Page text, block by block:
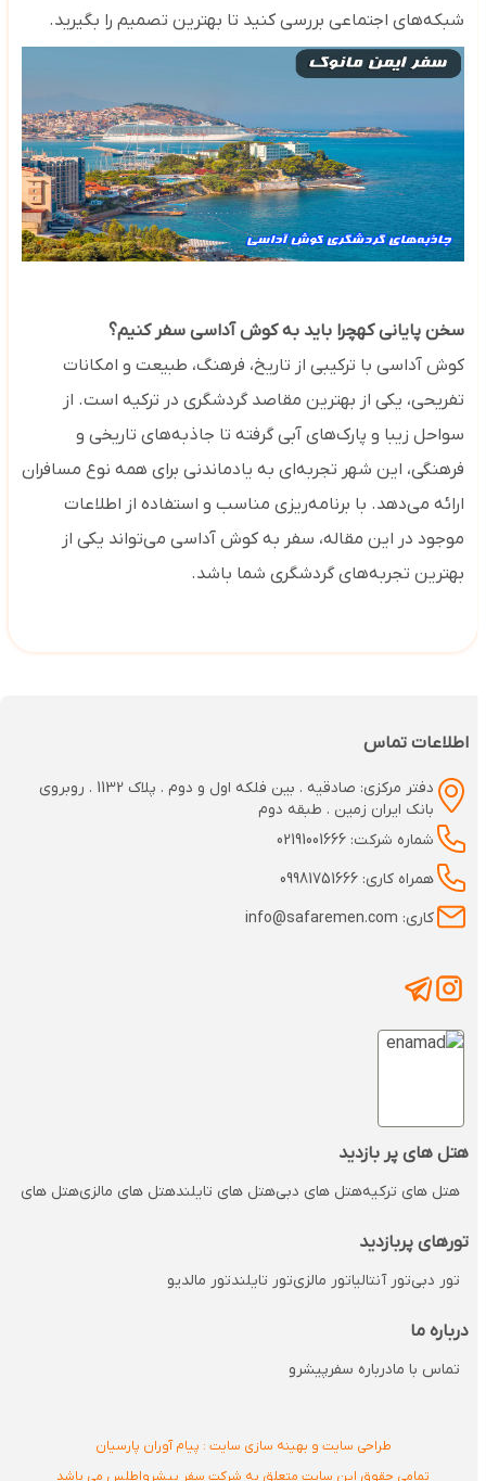
شبکه‌های اجتماعی بررسی کنید تا بهترین تصمیم‌ را بگیرید.
سخن پایانی کهچرا باید به کوش آداسی سفر کنیم؟
کوش آداسی با ترکیبی از تاریخ، فرهنگ، طبیعت و امکانات
تفریحی، یکی از بهترین مقاصد گردشگری در ترکیه است. از
سواحل زیبا و پارک‌های آبی گرفته تا جاذبه‌های تاریخی و
فرهنگی، این شهر تجربه‌ای به یادماندنی برای همه نوع مسافران
ارائه می‌دهد. با برنامه‌ریزی مناسب و استفاده از اطلاعات
موجود در این مقاله، سفر به کوش آداسی می‌تواند یکی از
بهترین تجربه‌های گردشگری شما باشد.
اطلاعات تماس
دفتر مرکزی: صادقیه . بین فلکه اول و دوم . پلاک 1132 . روبروی
بانک ایران زمین . طبقه دوم
شماره شرکت: 02191001666
همراه کاری: 09981751666
کاری: info@safaremen.com
هتل های پر بازدید
هتل های ترکیههتل های دبیهتل های تایلندهتل های مالزیهتل های
تورهای پربازدید
تور دبیتور آنتالیاتور مالزیتور تایلندتور مالدیو
درباره ما
تماس با مادرباره سفرپیشرو
طراحی سایت و بهینه سازی سایت : پیام آوران پارسیان
تمامی حقوق این سایت متعلق به شرکت سفر پیشرواطلس می باشد